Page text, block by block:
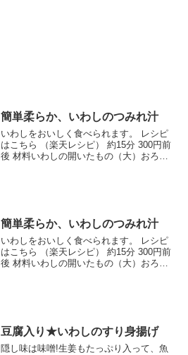
簡単柔らか、いわしのつみれ汁
いわしをおいしく食べられます。 レシピ
はこちら （楽天レシピ） 約15分 300円前
後 材料いわしの開いたもの（大）おろし
簡単柔らか、いわしのつみれ汁
いわしをおいしく食べられます。 レシピ
はこちら （楽天レシピ） 約15分 300円前
後 材料いわしの開いたもの（大）おろし
豆腐入り★いわしのすり身揚げ
隠し味は味噌!生姜もたっぷり入って、魚